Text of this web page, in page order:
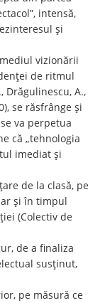
intensă,
și
vizionării
de ritmul
Drăgulinescu, A.,
se răsfrânge și
va perpetua
că „tehnologia
imediat și
de la clasă, pe
și în timpul
(Colectiv de
de a finaliza
susținut,
pe măsură ce